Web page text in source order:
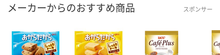
メーカーからのおすすめ商品 スポンサー